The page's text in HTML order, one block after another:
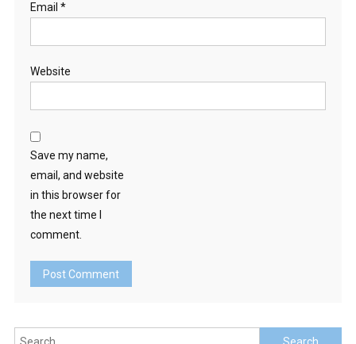
Email *
Website
Save my name,
email, and website
in this browser for
the next time I
comment.
Search